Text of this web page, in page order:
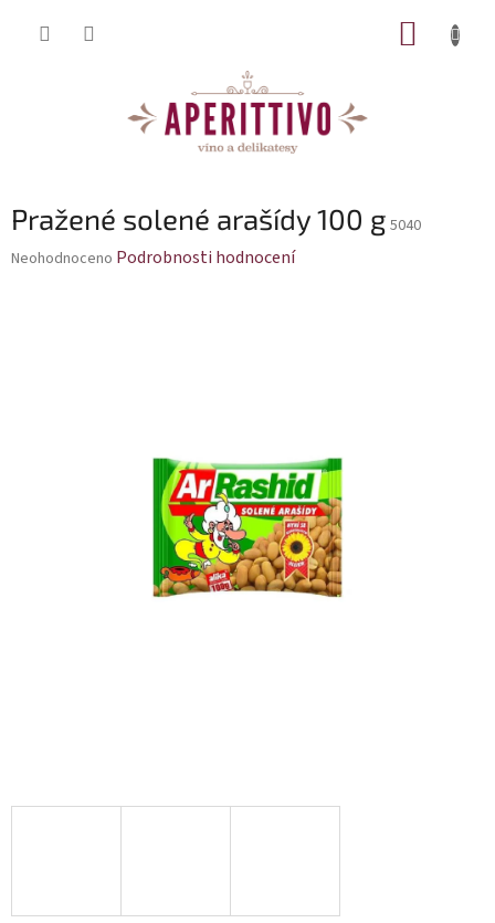
Pražené solené arašídy 100 g 5040
Průměrné hodnocení produktu je 0,0 z 5 hvězdiček.
Neohodnoceno Podrobnosti hodnocení